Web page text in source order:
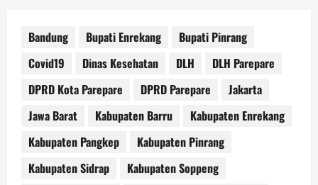
Bandung Bupati Enrekang
Bupati Pinrang
Covid19
Dinas Kesehatan DLH
DLH Parepare
DPRD Kota Parepare
DPRD Parepare
Jakarta
Jawa Barat
Kabupaten Barru
Kabupaten Enrekang
Kabupaten Pangkep
Kabupaten Pinrang
Kabupaten Sidrap
Kabupaten Soppeng